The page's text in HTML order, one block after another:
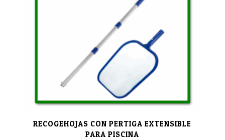
RECOGEHOJAS CON PERTIGA EXTENSIBLE
PARA PISCINA